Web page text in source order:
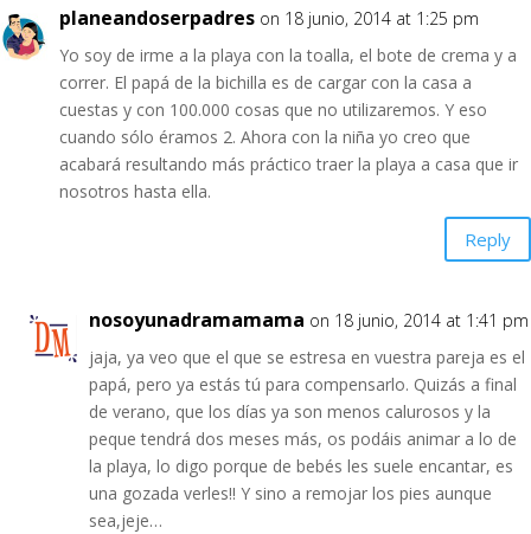
planeandoserpadres on 18 junio, 2014 at 1:25 pm
Yo soy de irme a la playa con la toalla, el bote de crema y a
correr. El papá de la bichilla es de cargar con la casa a
cuestas y con 100.000 cosas que no utilizaremos. Y eso
cuando sólo éramos 2. Ahora con la niña yo creo que
acabará resultando más práctico traer la playa a casa que ir
nosotros hasta ella.
Reply
nosoyunadramamama on 18 junio, 2014 at 1:41 pm
jaja, ya veo que el que se estresa en vuestra pareja es el
papá, pero ya estás tú para compensarlo. Quizás a final
de verano, que los días ya son menos calurosos y la
peque tendrá dos meses más, os podáis animar a lo de
la playa, lo digo porque de bebés les suele encantar, es
una gozada verles!! Y sino a remojar los pies aunque
sea,jeje…